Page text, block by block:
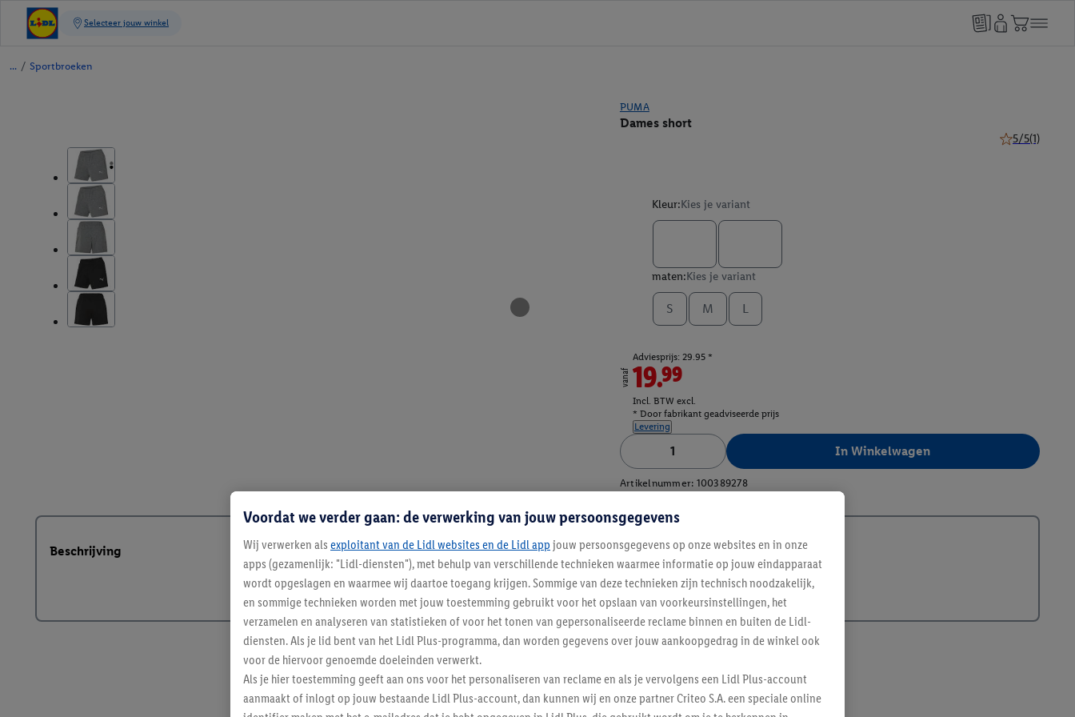
/ Sportbroeken
PUMA
Dames short
5/5(1)
Kleur:Kies je variant
maten:Kies je variant
S M L
vanaf
Adviesprijs: 29.95 *
19.99
Incl. BTW excl.
* Door fabrikant geadviseerde prijs
Levering
In Winkelwagen
Artikelnummer: 100389278
Beschrijving
Voordat we verder gaan: de verwerking van jouw persoonsgegevens
Wij verwerken als exploitant van de Lidl websites en de Lidl app jouw persoonsgegevens op onze websites en in onze
apps (gezamenlijk: "Lidl-diensten"), met behulp van verschillende technieken waarmee informatie op jouw eindapparaat
wordt opgeslagen en waarmee wij daartoe toegang krijgen. Sommige van deze technieken zijn technisch noodzakelijk,
en sommige technieken worden met jouw toestemming gebruikt voor het opslaan van voorkeursinstellingen, het
verzamelen en analyseren van statistieken of voor het tonen van gepersonaliseerde reclame binnen en buiten de Lidl-
diensten. Als je lid bent van het Lidl Plus-programma, dan worden gegevens over jouw aankoopgedrag in de winkel ook
voor de hiervoor genoemde doeleinden verwerkt.
Als je hier toestemming geeft aan ons voor het personaliseren van reclame en als je vervolgens een Lidl Plus-account
aanmaakt of inlogt op jouw bestaande Lidl Plus-account, dan kunnen wij en onze partner Criteo S.A. een speciale online